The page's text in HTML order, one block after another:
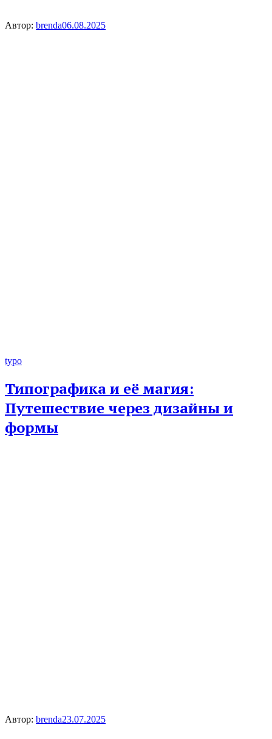
Автор: brenda06.08.2025
typo
Типографика и её магия:
Путешествие через дизайны и
формы
Автор: brenda23.07.2025